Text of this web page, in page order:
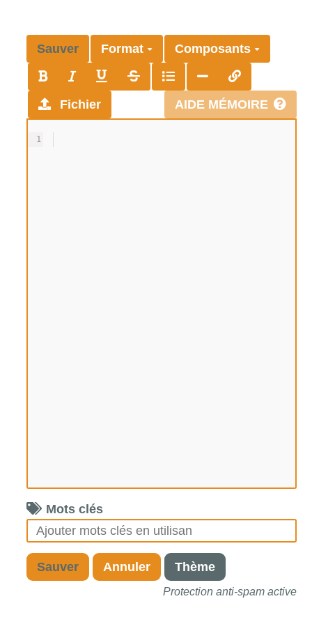
Sauver Format Composants
AIDE MÉMOIRE
Fichier
1
Mots clés
Sauver Annuler Thème
Protection anti-spam active